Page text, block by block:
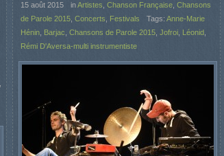
15 août 2015 inArtistes Chanson Française, Chansons
de Parole 2015, Concerts Festivals Tags: Anne-Marie
Hénin, Barjac Chansons de Parole 2015, Jofroi, Léonid,
Rémi D'Aversa-multi instrumentiste